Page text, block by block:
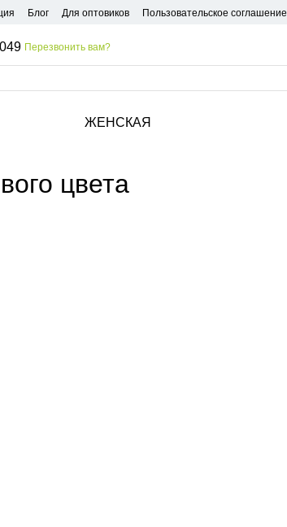
Блог Для оптовиков Пользовательское соглашение
Перезвонить вам?
ЖЕНСКАЯ
цвета